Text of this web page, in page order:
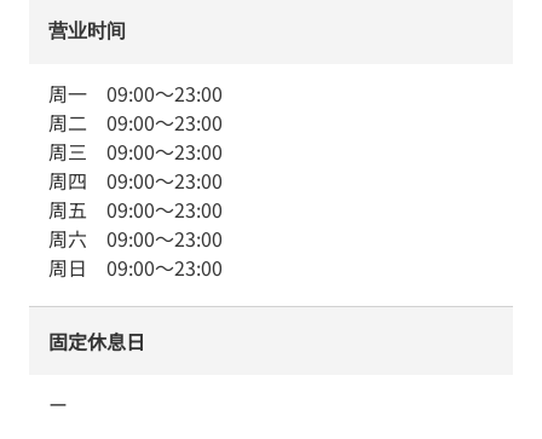
营业时间
周一 09:00～23:00
周二 09:00～23:00
周三 09:00～23:00
周四 09:00～23:00
周五 09:00～23:00
周六 09:00～23:00
周日 09:00～23:00
固定休息日
ー